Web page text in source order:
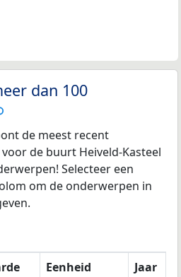
dan 100
de meest recent
de buurt Heiveld-Kasteel
Selecteer een
om de onderwerpen in
Eenheid
Jaar